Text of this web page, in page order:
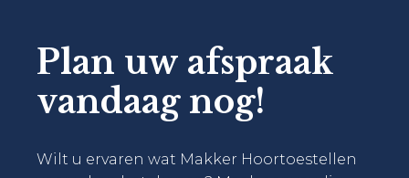
Plan uw afspraak
vandaag nog!
Wilt u ervaren wat Makker Hoortoestellen